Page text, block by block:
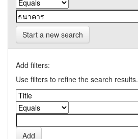
Start a new search
Add filters:
Use filters to refine the search results.